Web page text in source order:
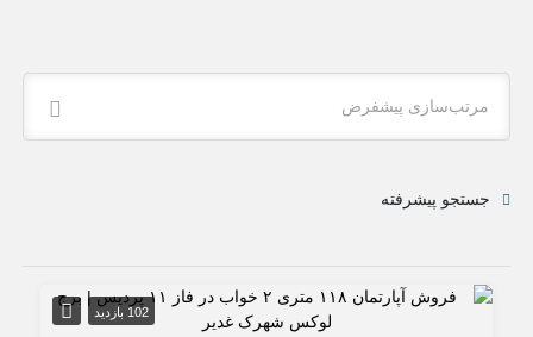
پیشفرض
پیشرفته
102 بازدید